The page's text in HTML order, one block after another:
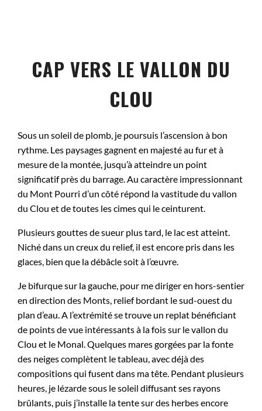
CAP VERS LE VALLON DU
CLOU
Sous un soleil de plomb, je poursuis l’ascension à bon
rythme. Les paysages gagnent en majesté au fur et à
mesure de la montée, jusqu’à atteindre un point
significatif près du barrage. Au caractère impressionnant
du Mont Pourri d’un côté répond la vastitude du vallon
du Clou et de toutes les cimes qui le ceinturent.
Plusieurs gouttes de sueur plus tard, le lac est atteint.
Niché dans un creux du relief, il est encore pris dans les
glaces, bien que la débâcle soit à l’œuvre.
Je bifurque sur la gauche, pour me diriger en hors-sentier
en direction des Monts, relief bordant le sud-ouest du
plan d’eau. A l’extrémité se trouve un replat bénéficiant
de points de vue intéressants à la fois sur le vallon du
Clou et le Monal. Quelques mares gorgées par la fonte
des neiges complètent le tableau, avec déjà des
compositions qui fusent dans ma tête. Pendant plusieurs
heures, je lézarde sous le soleil diffusant ses rayons
brûlants, puis j’installe la tente sur des herbes encore